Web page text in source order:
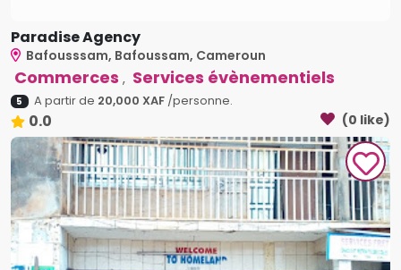
Paradise Agency
Bafousssam, Bafoussam, Cameroun
Commerces , Services évènementiels
5 A partir de 20,000 XAF/personne.
0.0 (0 like)